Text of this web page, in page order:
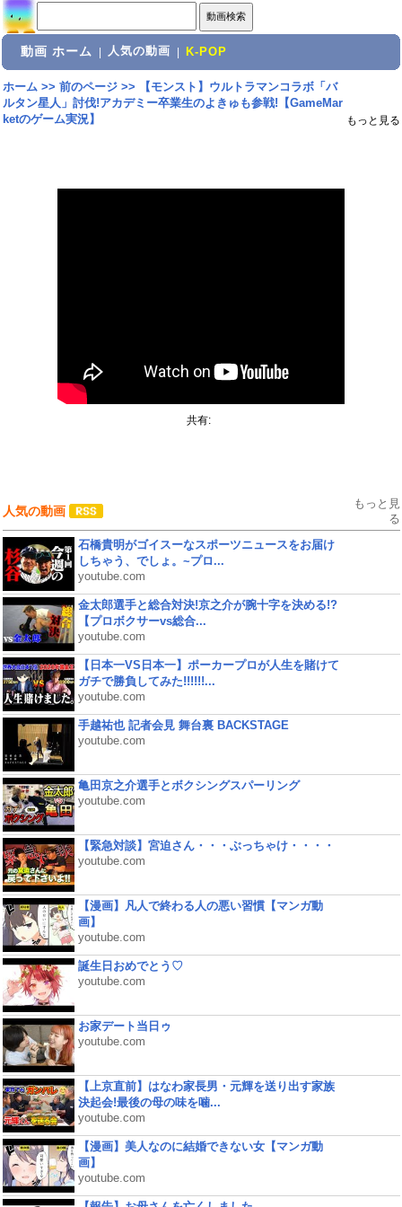
動画 ホーム 人気の動画 K-POP
ホーム>> 前のページ>>
【モンスト】ウルトラマンコラボ「バ
ルタン星人」討伐!アカデミー卒業生のよきゅも参戦!【GameMar
ketのゲーム実況】
もっと見る
共有:
人気の動画
もっと見
る
石橋貴明がゴイスーなスポーツニュースをお届け
しちゃう、でしょ。~プロ...
youtube.com
金太郎選手と総合対決!京之介が腕十字を決める!?
【プロボクサーvs総合...
youtube.com
【日本一VS日本一】ポーカープロが人生を賭けて
ガチで勝負してみた!!!!!!...
youtube.com
手越祐也 記者会見 舞台裏 BACKSTAGE
youtube.com
亀田京之介選手とボクシングスパーリング
youtube.com
【緊急対談】宮迫さん・・・ぶっちゃけ・・・・
youtube.com
【漫画】凡人で終わる人の悪い習慣【マンガ動
画】
youtube.com
誕生日おめでとう♡
youtube.com
お家デート当日ゥ
youtube.com
【上京直前】はなわ家長男・元輝を送り出す家族
決起会!最後の母の味を噛...
youtube.com
【漫画】美人なのに結婚できない女【マンガ動
画】
youtube.com